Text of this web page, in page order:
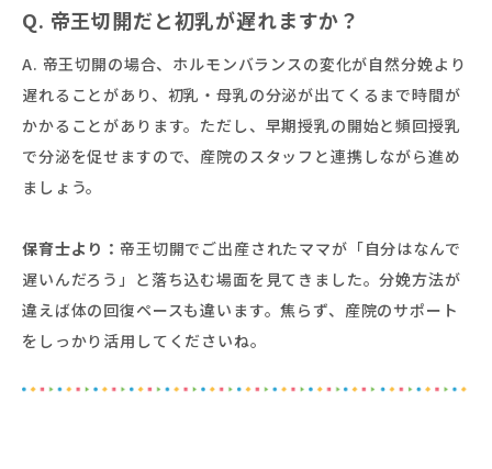
Q. 帝王切開だと初乳が遅れますか？
A. 帝王切開の場合、ホルモンバランスの変化が自然分娩より
遅れることがあり、初乳・母乳の分泌が出てくるまで時間が
かかることがあります。ただし、早期授乳の開始と頻回授乳
で分泌を促せますので、産院のスタッフと連携しながら進め
ましょう。
保育士より： 帝王切開でご出産されたママが「自分はなんで
遅いんだろう」と落ち込む場面を見てきました。分娩方法が
違えば体の回復ペースも違います。焦らず、産院のサポート
をしっかり活用してくださいね。